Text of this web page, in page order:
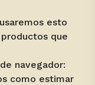
esto
que
navegador:
como estimar